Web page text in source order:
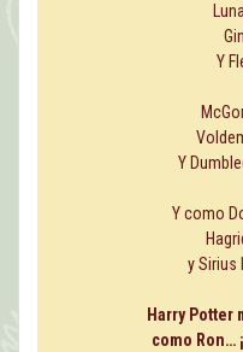
Y
Y
Y como
y Sirius
Harry Potter
como Ron…